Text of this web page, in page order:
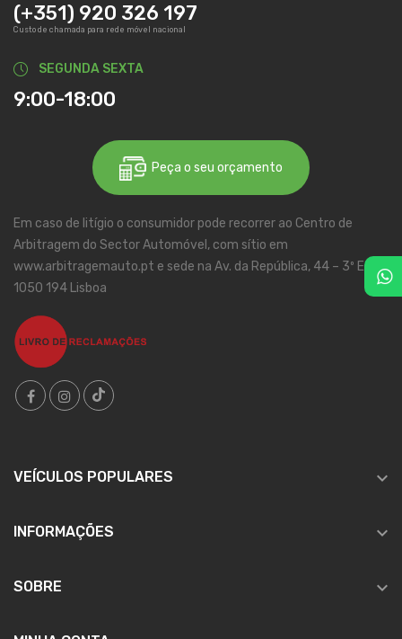
(+351) 920 326 197
Custo de chamada para rede móvel nacional
SEGUNDA SEXTA
9:00-18:00
Peça o seu orçamento
Em caso de litígio o consumidor pode recorrer ao Centro de
Arbitragem do Sector Automóvel, com sítio em
www.arbitragemauto.pt e sede na Av. da República, 44 – 3º Esqº,
1050 194 Lisboa
VEÍCULOS POPULARES 
INFORMAÇÕES 
SOBRE 